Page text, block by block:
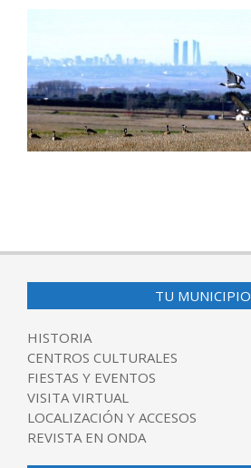
10-
TU MUNICIPIO
HISTORIA
CENTROS CULTURALES
FIESTAS Y EVENTOS
VISITA VIRTUAL
LOCALIZACIÓN Y ACCESOS
REVISTA EN ONDA